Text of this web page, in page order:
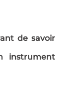
de savoir
instrument